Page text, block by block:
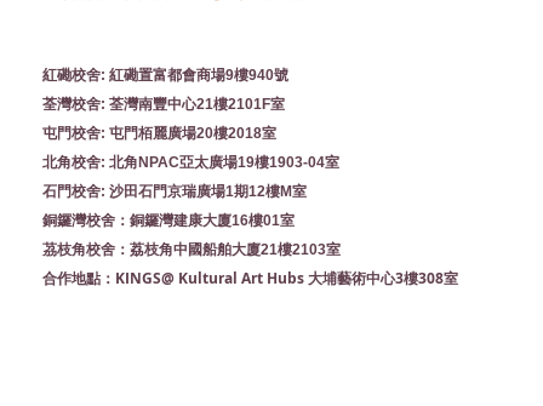
紅磡校舍: 紅磡置富都會商場9樓940號
荃灣校舍: 荃灣南豐中心21樓2101F室
屯門校舍: 屯門栢麗廣場20樓2018室
北角校舍: 北角NPAC亞太廣場19樓1903-04室
石門校舍: 沙田石門京瑞廣場1期12樓M室
銅鑼灣校舍：銅鑼灣建康大廈16樓01室
茘枝角校舍：荔枝角中國船舶大廈21樓2103室
合作地點： KINGS@ Kultural Art Hubs 大埔藝術中心3樓308室